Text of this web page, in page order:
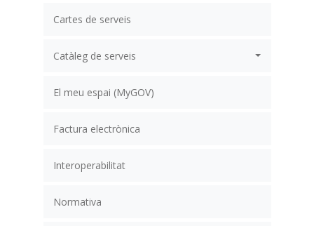
Cartes de serveis
Catàleg de serveis
El meu espai (MyGOV)
Factura electrònica
Interoperabilitat
Normativa